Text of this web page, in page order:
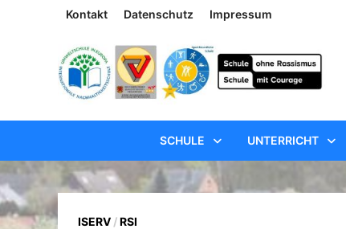
Kontakt Datenschutz Impressum
SCHULE UNTERRICHT
ISERV /RSI